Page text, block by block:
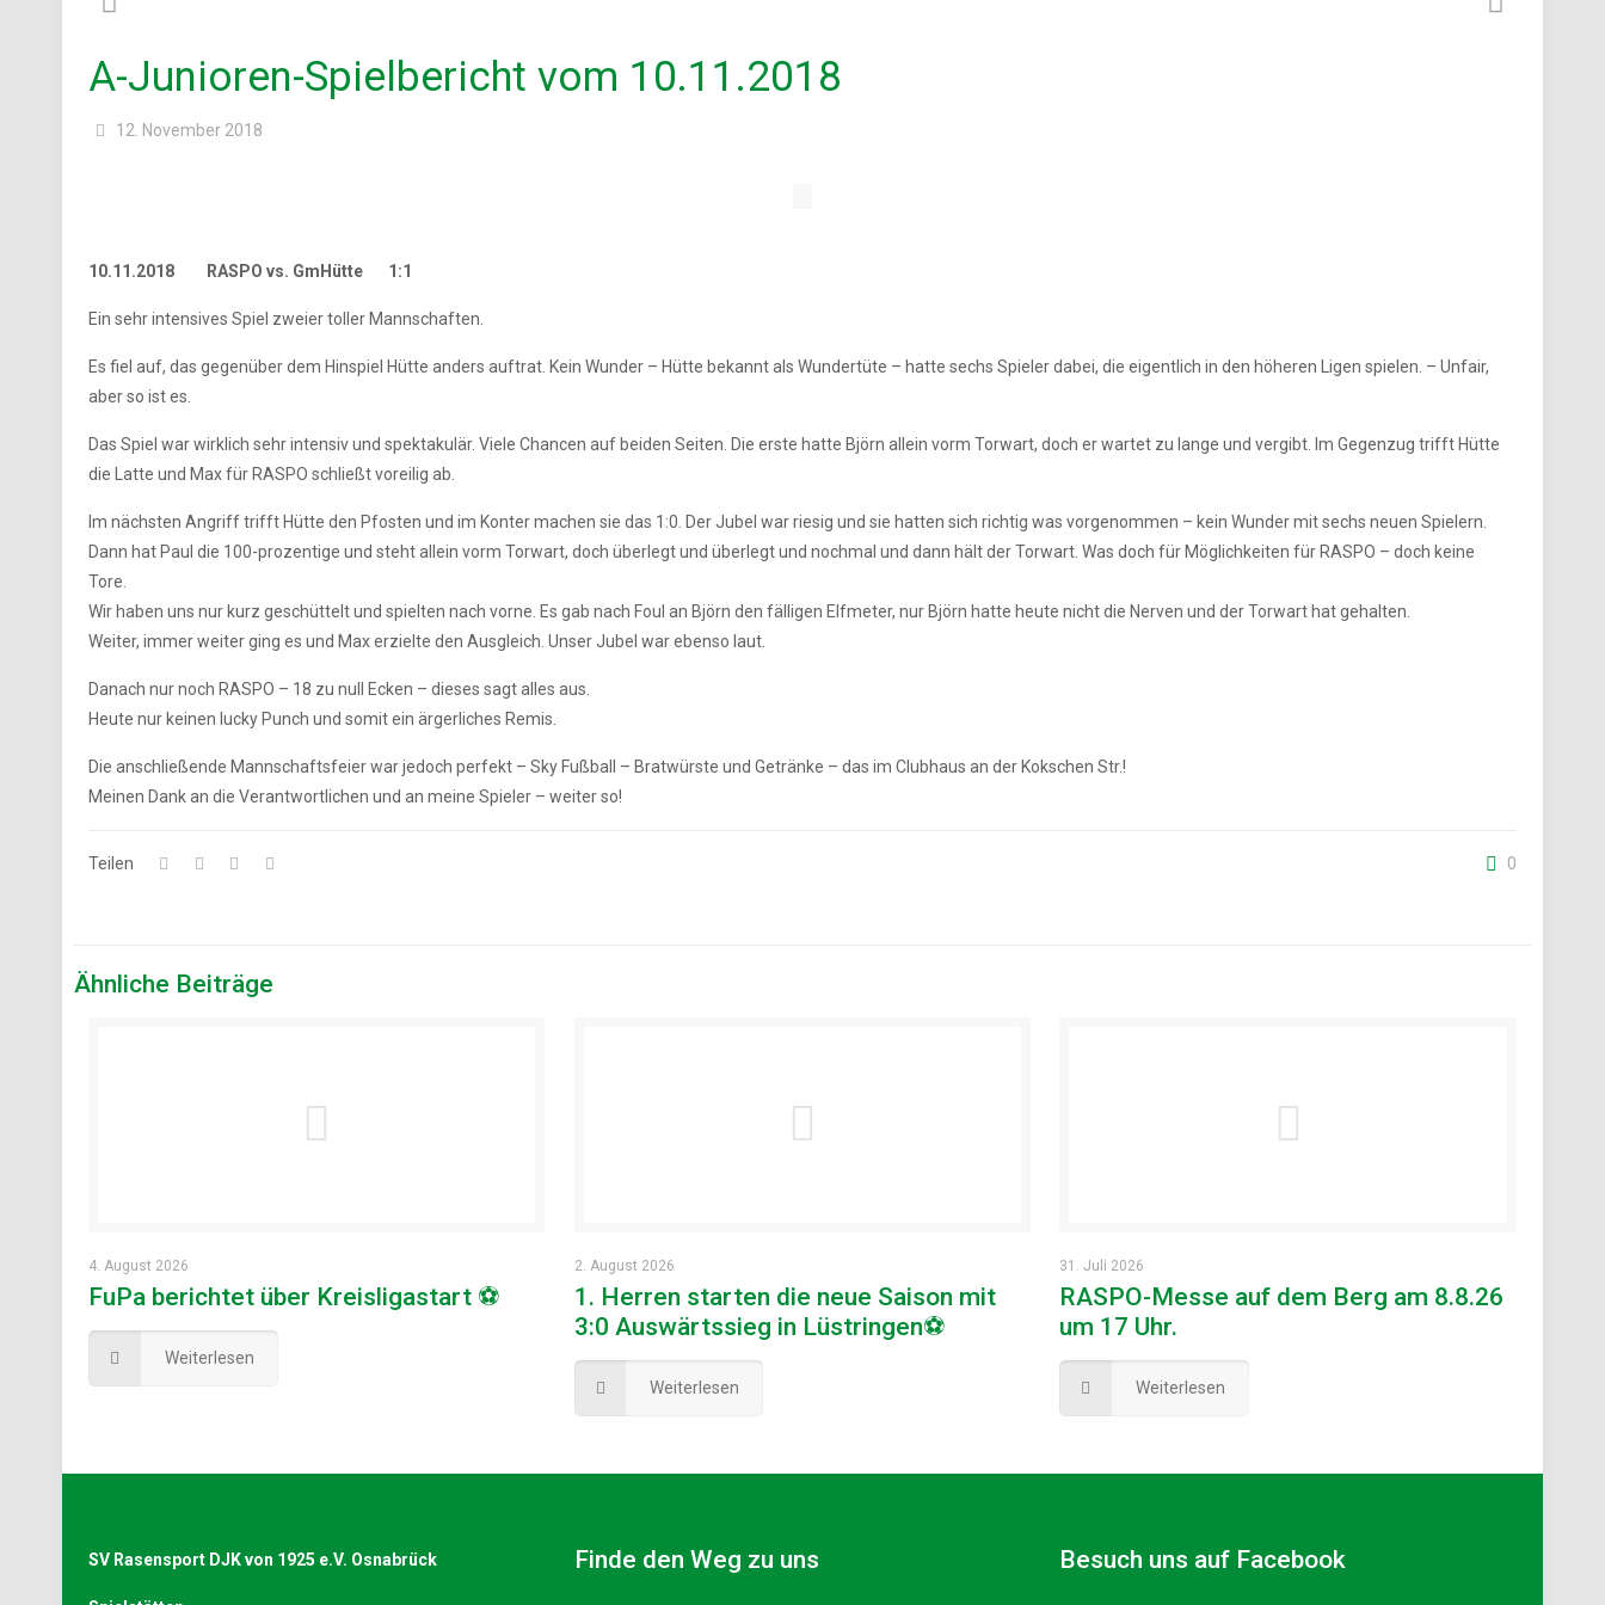
A-Junioren-Spielbericht vom 10.11.2018
12. November 2018
10.11.2018 RASPO vs. GmHütte 1:1
Ein sehr intensives Spiel zweier toller Mannschaften.
Es fiel auf, das gegenüber dem Hinspiel Hütte anders auftrat. Kein Wunder – Hütte bekannt als Wundertüte – hatte sechs Spieler dabei, die eigentlich in den höheren Ligen spielen. – Unfair,
aber so ist es.
Das Spiel war wirklich sehr intensiv und spektakulär. Viele Chancen auf beiden Seiten. Die erste hatte Björn allein vorm Torwart, doch er wartet zu lange und vergibt. Im Gegenzug trifft Hütte
die Latte und Max für RASPO schließt voreilig ab.
Im nächsten Angriff trifft Hütte den Pfosten und im Konter machen sie das 1:0. Der Jubel war riesig und sie hatten sich richtig was vorgenommen – kein Wunder mit sechs neuen Spielern.
Dann hat Paul die 100-prozentige und steht allein vorm Torwart, doch überlegt und überlegt und nochmal und dann hält der Torwart. Was doch für Möglichkeiten für RASPO – doch keine
Tore.
Wir haben uns nur kurz geschüttelt und spielten nach vorne. Es gab nach Foul an Björn den fälligen Elfmeter, nur Björn hatte heute nicht die Nerven und der Torwart hat gehalten.
Weiter, immer weiter ging es und Max erzielte den Ausgleich. Unser Jubel war ebenso laut.
Danach nur noch RASPO – 18 zu null Ecken – dieses sagt alles aus.
Heute nur keinen lucky Punch und somit ein ärgerliches Remis.
Die anschließende Mannschaftsfeier war jedoch perfekt – Sky Fußball – Bratwürste und Getränke – das im Clubhaus an der Kokschen Str.!
Meinen Dank an die Verantwortlichen und an meine Spieler – weiter so!
Teilen 0
Ähnliche Beiträge
4. August 2026
FuPa berichtet über Kreisligastart ⚽
Weiterlesen
2. August 2026
1. Herren starten die neue Saison mit
3:0 Auswärtssieg in Lüstringen⚽
Weiterlesen
31. Juli 2026
RASPO-Messe auf dem Berg am 8.8.26
um 17 Uhr.
Weiterlesen
SV Rasensport DJK von 1925 e.V. Osnabrück Finde den Weg zu uns Besuch uns auf Facebook